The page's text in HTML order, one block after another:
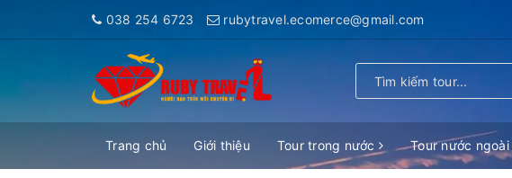
038 254 6723 rubytravel.ecomerce@gmail.com
Trang chủ Giới thiệu Tour trong nước Tour nước ngoài